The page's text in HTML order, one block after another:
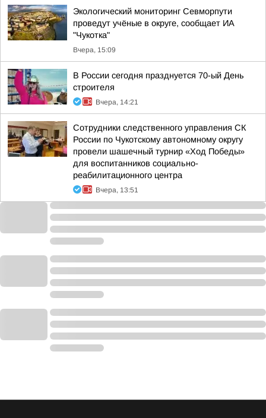
Экологический мониторинг Севморпути
проведут учёные в округе, сообщает ИА
"Чукотка"
Вчера, 15:09
В России сегодня празднуется 70-ый День
строителя
Вчера, 14:21
Сотрудники следственного управления СК
России по Чукотскому автономному округу
провели шашечный турнир «Ход Победы»
для воспитанников социально-
реабилитационного центра
Вчера, 13:51